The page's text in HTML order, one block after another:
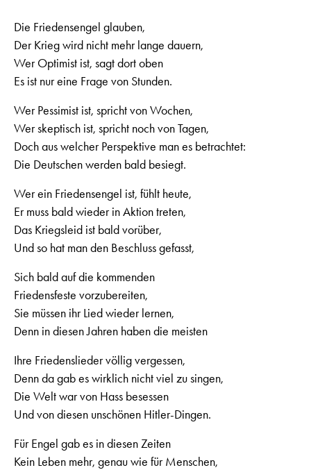
Die Friedensengel glauben,
Der Krieg wird nicht mehr lange dauern,
Wer Optimist ist, sagt dort oben
Es ist nur eine Frage von Stunden.
Wer Pessimist ist, spricht von Wochen,
Wer skeptisch ist, spricht noch von Tagen,
Doch aus welcher Perspektive man es betrachtet:
Die Deutschen werden bald besiegt.
Wer ein Friedensengel ist, fühlt heute,
Er muss bald wieder in Aktion treten,
Das Kriegsleid ist bald vorüber,
Und so hat man den Beschluss gefasst,
Sich bald auf die kommenden
Friedensfeste vorzubereiten,
Sie müssen ihr Lied wieder lernen,
Denn in diesen Jahren haben die meisten
Ihre Friedenslieder völlig vergessen,
Denn da gab es wirklich nicht viel zu singen,
Die Welt war von Hass besessen
Und von diesen unschönen Hitler-Dingen.
Für Engel gab es in diesen Zeiten
Kein Leben mehr, genau wie für Menschen,